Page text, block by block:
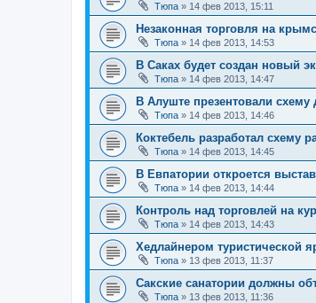
Тюпа » 14 фев 2013, 15:11
Незаконная торговля на
Тюпа » 14 фев 2013, 14:53
В Саках будет создан новый
Тюпа » 14 фев 2013, 14:47
В Алуште презентовали схему
Тюпа » 14 фев 2013, 14:46
Коктебель разработал схему
Тюпа » 14 фев 2013, 14:45
В Евпатории откроется
Тюпа » 14 фев 2013, 14:44
Контроль над торговлей на
Тюпа » 14 фев 2013, 14:43
Хедлайнером туристической
Тюпа » 13 фев 2013, 11:37
Сакские санатории должны
Тюпа » 13 фев 2013, 11:36